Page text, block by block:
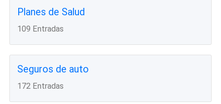
Planes de Salud
109 Entradas
Seguros de auto
172 Entradas